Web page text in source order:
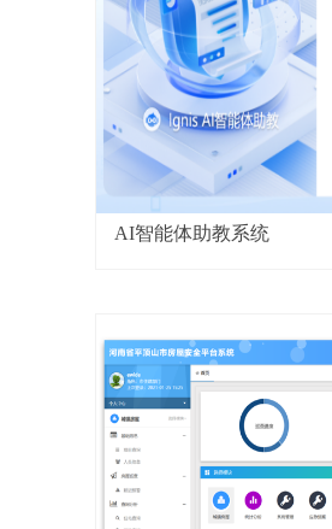
AI智能体助教系统